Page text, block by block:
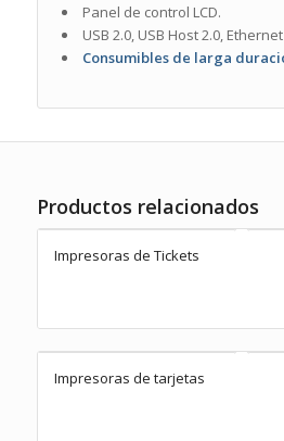
Panel de control LCD.
USB 2.0, USB Host 2.0,
Consumibles de larga
Productos relacionados
Impresoras de Tickets
Impresoras de tarjetas